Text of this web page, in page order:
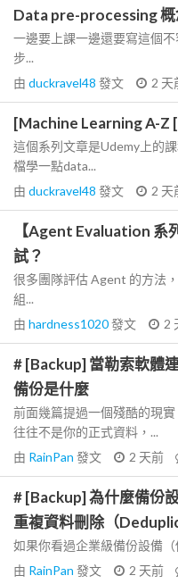
Data pre-processing
一邊要上課一邊還要寫這個
步...
由 duckravel48 發文 2 天
[Machine Learning A-Z
這個系列文章是Udemy上的
檔學一點data...
由 duckravel48 發文 2 天
【Agent Evaluation 系
試？
很多團隊評估 Agent 的方法
組...
由 hardness1020發文 2
# [Backup] 當勒索軟體
備份是什麼
前面幾篇提過一個殘酷的現
往往不是你的正式資料，...
由 RainPan 發文 2 天前
# [Backup] 為什麼備份
重複資料刪除（
如果你看過企業級備份設備
由 RainPan 發文 2 天前